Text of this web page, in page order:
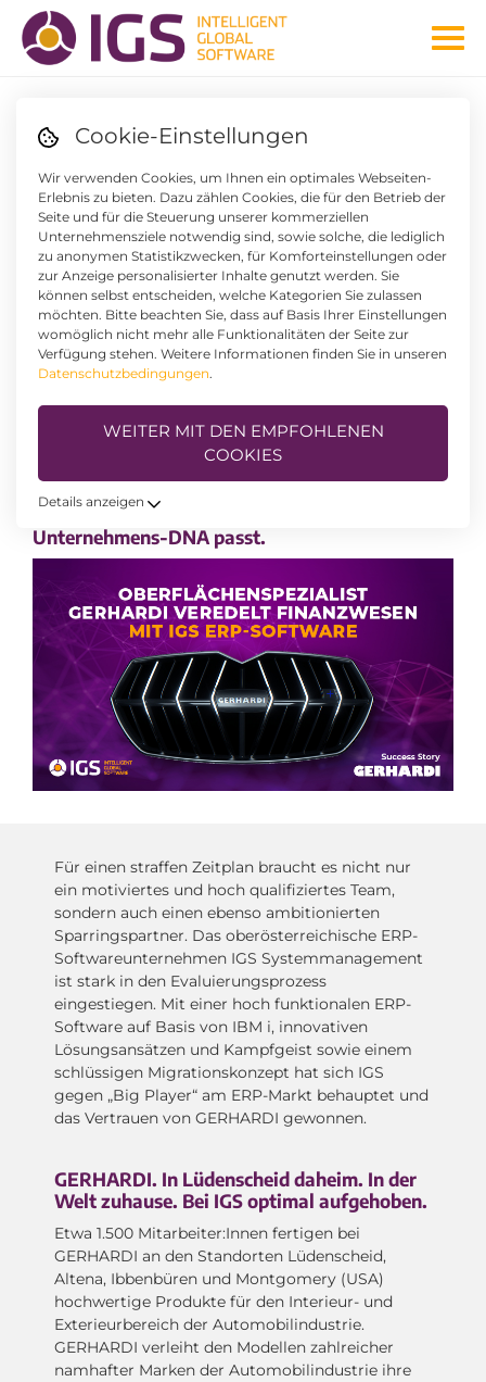
Cookie-Einstellungen
Wir verwenden Cookies, um Ihnen ein optimales Webseiten-
Erlebnis zu bieten. Dazu zählen Cookies, die für den Betrieb der
Seite und für die Steuerung unserer kommerziellen
Unternehmensziele notwendig sind, sowie solche, die lediglich
zu anonymen Statistikzwecken, für Komforteinstellungen oder
zur Anzeige personalisierter Inhalte genutzt werden. Sie
können selbst entscheiden, welche Kategorien Sie zulassen
möchten. Bitte beachten Sie, dass auf Basis Ihrer Einstellungen
womöglich nicht mehr alle Funktionalitäten der Seite zur
Verfügung stehen. Weitere Informationen finden Sie in unseren
Datenschutzbedingungen.
WEITER MIT DEN EMPFOHLENEN
COOKIES
Details anzeigen
ERFOLGREICHES HIGH-
PERFORMANCE-PROJEKT
IM FINANZWESEN
GERHARDI, einer der größten Entwickler und
Produzenten für galvanisierte und technisch
anspruchsvolle Kunststoffteile in Europa, stand
vor der Herausforderung
das Finanzwesen zeitnah ERP-seitig neu
auszurichten. GERHARDI legte den Fokus bei der
Evaluierung auf ein modernes, durchgängiges
Finanzsystem und einen neuen
Geschäftspartner, der perfekt zur eigenen
Unternehmens-DNA passt.
Für einen straffen Zeitplan braucht es nicht nur
ein motiviertes und hoch qualifiziertes Team,
sondern auch einen ebenso ambitionierten
Sparringspartner. Das oberösterreichische ERP-
Softwareunternehmen IGS Systemmanagement
ist stark in den Evaluierungsprozess
eingestiegen. Mit einer hoch funktionalen ERP-
Software auf Basis von IBM i, innovativen
Lösungsansätzen und Kampfgeist sowie einem
schlüssigen Migrationskonzept hat sich IGS
gegen „Big Player“ am ERP-Markt behauptet und
das Vertrauen von GERHARDI gewonnen.
GERHARDI. In Lüdenscheid daheim. In der
Welt zuhause. Bei IGS optimal aufgehoben.
Etwa 1.500 Mitarbeiter:Innen fertigen bei
GERHARDI an den Standorten Lüdenscheid,
Altena, Ibbenbüren und Montgomery (USA)
hochwertige Produkte für den Interieur- und
Exterieurbereich der Automobilindustrie.
GERHARDI verleiht den Modellen zahlreicher
namhafter Marken der Automobilindustrie ihre